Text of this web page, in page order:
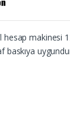
hesap makinesi
baskıya